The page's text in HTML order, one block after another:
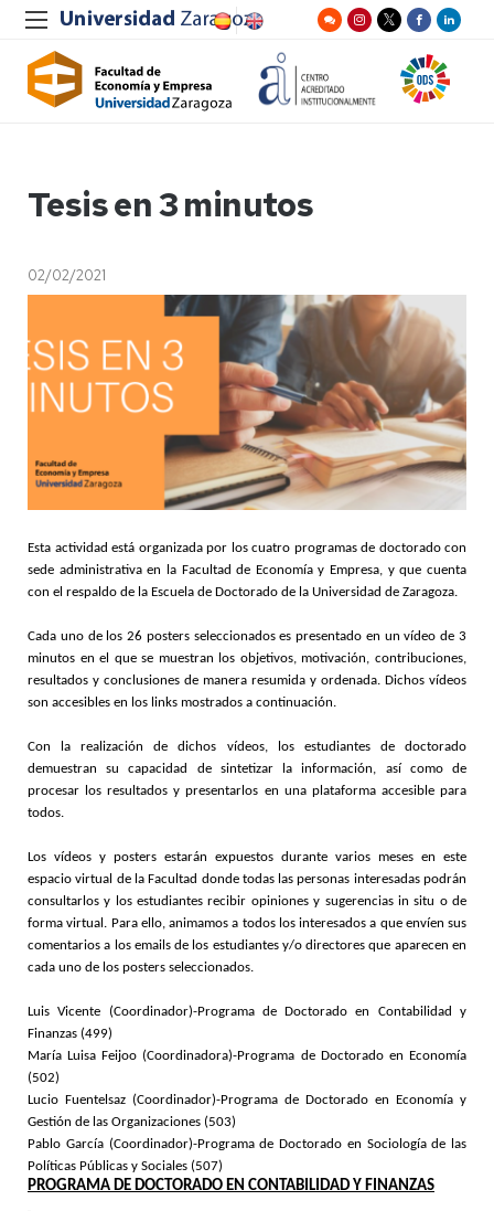
Tesis en 3 minutos
02/02/2021
Esta actividad está organizada por los cuatro programas de doctorado con
sede administrativa en la Facultad de Economía y Empresa, y que cuenta
con el respaldo de la Escuela de Doctorado de la Universidad de Zaragoza.
Cada uno de los 26 posters seleccionados es presentado en un vídeo de 3
minutos en el que se muestran los objetivos, motivación, contribuciones,
resultados y conclusiones de manera resumida y ordenada. Dichos vídeos
son accesibles en los links mostrados a continuación.
Con la realización de dichos vídeos, los estudiantes de doctorado
demuestran su capacidad de sintetizar la información, así como de
procesar los resultados y presentarlos en una plataforma accesible para
todos.
Los vídeos y posters estarán expuestos durante varios meses en este
espacio virtual de la Facultad donde todas las personas interesadas podrán
consultarlos y los estudiantes recibir opiniones y sugerencias in situ o de
forma virtual. Para ello, animamos a todos los interesados a que envíen sus
comentarios a los emails de los estudiantes y/o directores que aparecen en
cada uno de los posters seleccionados.
Luis Vicente (Coordinador)-Programa de Doctorado en Contabilidad y
Finanzas (499)
María Luisa Feijoo (Coordinadora)-Programa de Doctorado en Economía
(502)
Lucio Fuentelsaz (Coordinador)-Programa de Doctorado en Economía y
Gestión de las Organizaciones (503)
Pablo García (Coordinador)-Programa de Doctorado en Sociología de las
Políticas Públicas y Sociales (507)
PROGRAMA DE DOCTORADO EN CONTABILIDAD Y FINANZAS